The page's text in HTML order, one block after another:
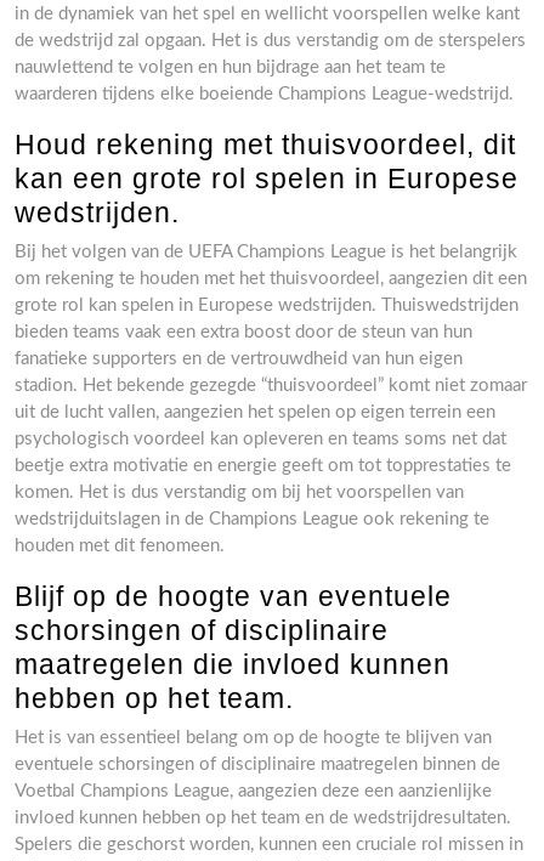
in de dynamiek van het spel en wellicht voorspellen welke kant
de wedstrijd zal opgaan. Het is dus verstandig om de sterspelers
nauwlettend te volgen en hun bijdrage aan het team te
waarderen tijdens elke boeiende Champions League-wedstrijd.
Houd rekening met thuisvoordeel, dit
kan een grote rol spelen in Europese
wedstrijden.
Bij het volgen van de UEFA Champions League is het belangrijk
om rekening te houden met het thuisvoordeel, aangezien dit een
grote rol kan spelen in Europese wedstrijden. Thuiswedstrijden
bieden teams vaak een extra boost door de steun van hun
fanatieke supporters en de vertrouwdheid van hun eigen
stadion. Het bekende gezegde “thuisvoordeel” komt niet zomaar
uit de lucht vallen, aangezien het spelen op eigen terrein een
psychologisch voordeel kan opleveren en teams soms net dat
beetje extra motivatie en energie geeft om tot topprestaties te
komen. Het is dus verstandig om bij het voorspellen van
wedstrijduitslagen in de Champions League ook rekening te
houden met dit fenomeen.
Blijf op de hoogte van eventuele
schorsingen of disciplinaire
maatregelen die invloed kunnen
hebben op het team.
Het is van essentieel belang om op de hoogte te blijven van
eventuele schorsingen of disciplinaire maatregelen binnen de
Voetbal Champions League, aangezien deze een aanzienlijke
invloed kunnen hebben op het team en de wedstrijdresultaten.
Spelers die geschorst worden, kunnen een cruciale rol missen in